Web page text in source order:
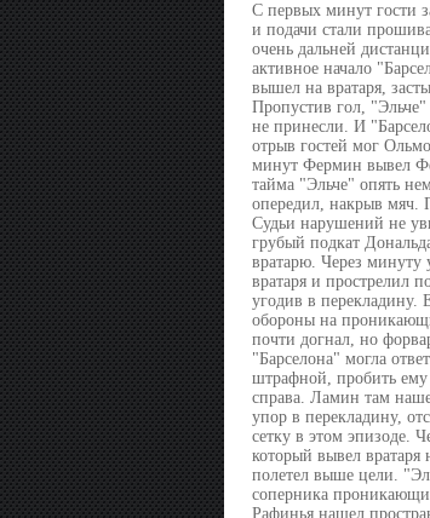
С первых минут гости
и подачи стали
очень дальней
активное начало
вышел на вратаря,
Пропустив гол,
не принесли. И
отрыв гостей мог
минут Фермин вывел
тайма "Эльче" опять
опередил, накрыв мяч.
Судьи нарушений не
грубый подкат
вратарю. Через
вратаря и прострелил
угодив в перекладину.
обороны на
почти догнал, но
"Барселона" могла
штрафной, пробить ему
справа. Ламин там
упор в перекладину,
сетку в этом эпизоде.
который вывел вратаря
полетел выше цели.
соперника
Рафинья нашел